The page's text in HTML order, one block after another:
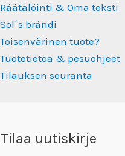
Räätälöinti & Oma teksti
Sol´s brändi
Toisenvärinen tuote?
Tuotetietoa & pesuohjeet
Tilauksen seuranta
Tilaa uutiskirje